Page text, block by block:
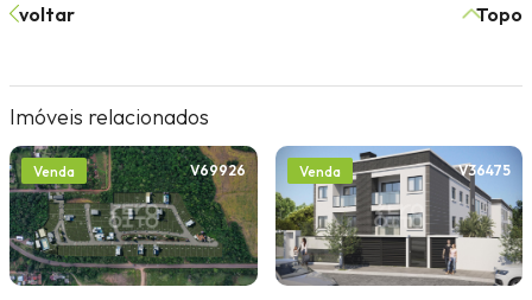
voltar Topo
Imóveis relacionados
Venda V69926 Venda V36475